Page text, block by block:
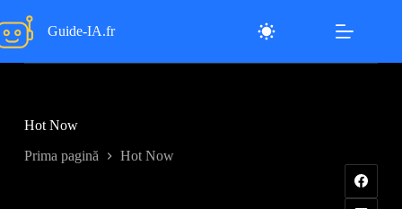
la
conținut
Guide-IA.fr
Hot Now
Prima pagină Hot Now